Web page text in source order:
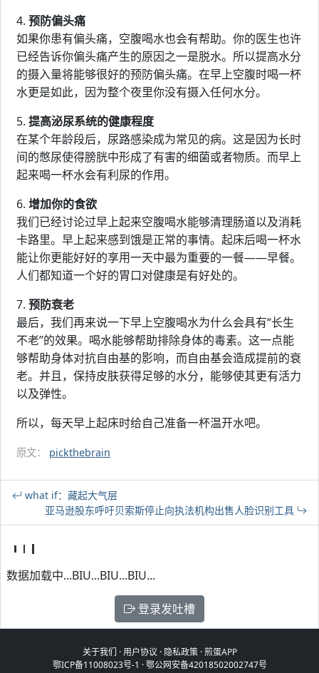
4. 预防偏头痛
如果你患有偏头痛，空腹喝水也会有帮助。你的医生也许
已经告诉你偏头痛产生的原因之一是脱水。所以提高水分
的摄入量将能够很好的预防偏头痛。在早上空腹时喝一杯
水更是如此，因为整个夜里你没有摄入任何水分。
5. 提高泌尿系统的健康程度
在某个年龄段后，尿路感染成为常见的病。这是因为长时
间的憋尿使得膀胱中形成了有害的细菌或者物质。而早上
起来喝一杯水会有利尿的作用。
6. 增加你的食欲
我们已经讨论过早上起来空腹喝水能够清理肠道以及消耗
卡路里。早上起来感到饿是正常的事情。起床后喝一杯水
能让你更能好好的享用一天中最为重要的一餐——早餐。
人们都知道一个好的胃口对健康是有好处的。
7. 预防衰老
最后，我们再来说一下早上空腹喝水为什么会具有“长生
不老”的效果。喝水能够帮助排除身体的毒素。这一点能
够帮助身体对抗自由基的影响，而自由基会造成提前的衰
老。并且，保持皮肤获得足够的水分，能够使其更有活力
以及弹性。
所以，每天早上起床时给自己准备一杯温开水吧。
原文： pickthebrain
what if：藏起大气层
亚马逊股东呼吁贝索斯停止向执法机构出售人脸识别工具
数据加载中...BIU...BIU...BIU...
登录发吐槽
关于我们 ·用户协议 · 隐私政策·煎蛋APP
鄂ICP备11008023号-1 ·鄂公网安备42018502002747号